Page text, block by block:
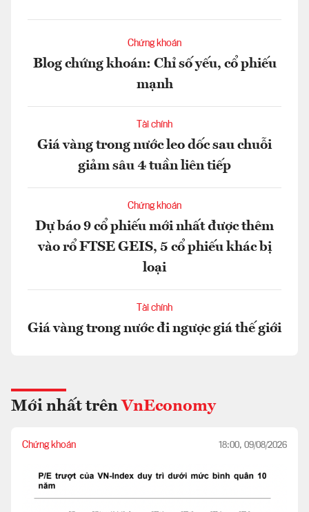
Chứng khoán
Blog chứng khoán: Chỉ số yếu, cổ phiếu
mạnh
Tài chính
Giá vàng trong nước leo dốc sau chuỗi
giảm sâu 4 tuần liên tiếp
Chứng khoán
Dự báo 9 cổ phiếu mới nhất được thêm
vào rổ FTSE GEIS, 5 cổ phiếu khác bị
loại
Tài chính
Giá vàng trong nước đi ngược giá thế giới
Mới nhất trên VnEconomy
Chứng khoán 18:00, 09/08/2026